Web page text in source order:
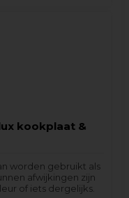
kookplaat &
worden gebruikt als
afwijkingen zijn
of iets dergelijks.